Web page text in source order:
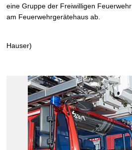
eine Gruppe der Freiwilligen
am Feuerwehrgerätehaus ab.
Hauser)